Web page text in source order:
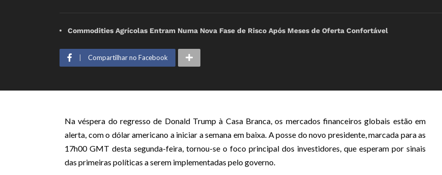
Commodities Agrícolas Entram Numa Nova Fase de Risco Após Meses de Oferta Confortável
Compartilhar no Facebook
Na véspera do regresso de Donald Trump à Casa Branca, os mercados financeiros globais estão em
alerta, com o dólar americano a iniciar a semana em baixa. A posse do novo presidente, marcada para as
17h00 GMT desta segunda-feira, tornou-se o foco principal dos investidores, que esperam por sinais
das primeiras políticas a serem implementadas pelo governo.